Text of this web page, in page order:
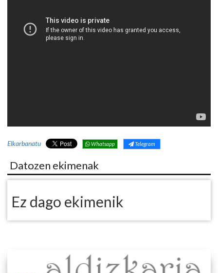
Elkarbanatu Whatsapp Telegram
Datozen ekimenak
Ez dago ekimenik